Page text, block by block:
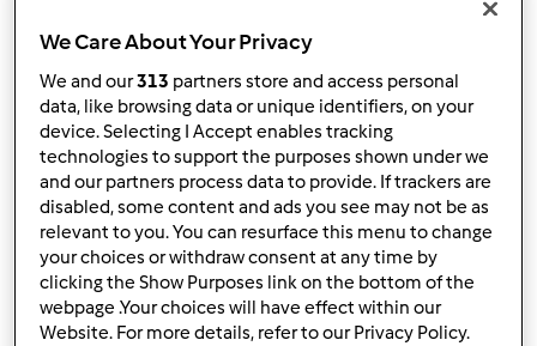
Accedi
Hai dimenticato la password?
Non ti sei ancora registrato? Purtroppo al
momento non è possibile effettuare nuove
registrazioni. Stiamo verificando internamente
quando potremo rendere nuovamente
disponibile questa funzione e ti chiediamo un
po’ di pazienza..
We Care About Your Privacy
We and our313 partners store and access personal
data, like browsing data or unique identifiers, on your
device. Selecting I Accept enables tracking
technologies to support the purposes shown under we
and our partners process data to provide. If trackers are
disabled, some content and ads you see may not be as
relevant to you. You can resurface this menu to change
your choices or withdraw consent at any time by
clicking the Show Purposes link on the bottom of the
webpage .Your choices will have effect within our
Website. For more details, refer to our Privacy Policy.